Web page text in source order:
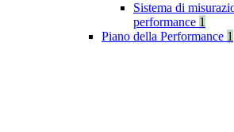
Sistema di
performance 1
Piano della Performance 1